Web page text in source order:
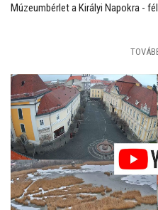
Múzeumbérlet a Királyi Napokra -